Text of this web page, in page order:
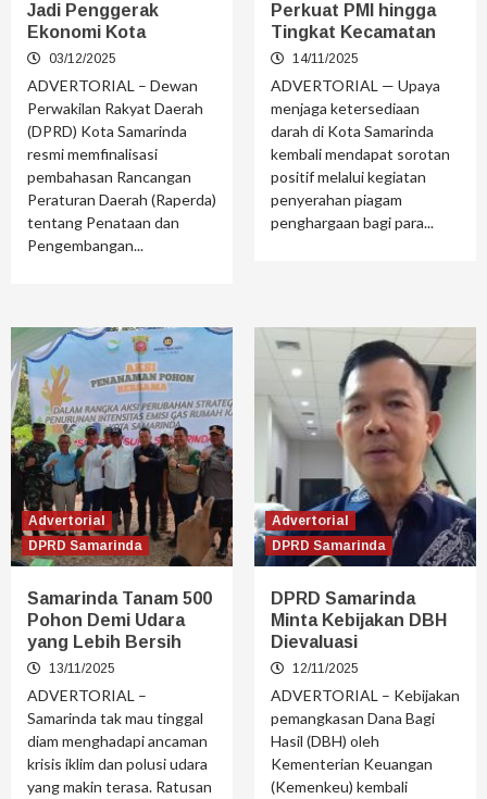
Jadi Penggerak
Ekonomi Kota
03/12/2025
ADVERTORIAL – Dewan
Perwakilan Rakyat Daerah
(DPRD) Kota Samarinda
resmi memfinalisasi
pembahasan Rancangan
Peraturan Daerah (Raperda)
tentang Penataan dan
Pengembangan...
Perkuat PMI hingga
Tingkat Kecamatan
14/11/2025
ADVERTORIAL — Upaya
menjaga ketersediaan
darah di Kota Samarinda
kembali mendapat sorotan
positif melalui kegiatan
penyerahan piagam
penghargaan bagi para...
Advertorial
DPRD Samarinda
Samarinda Tanam 500
Pohon Demi Udara
yang Lebih Bersih
13/11/2025
ADVERTORIAL –
Samarinda tak mau tinggal
diam menghadapi ancaman
krisis iklim dan polusi udara
yang makin terasa. Ratusan
Advertorial
DPRD Samarinda
DPRD Samarinda
Minta Kebijakan DBH
Dievaluasi
12/11/2025
ADVERTORIAL – Kebijakan
pemangkasan Dana Bagi
Hasil (DBH) oleh
Kementerian Keuangan
(Kemenkeu) kembali